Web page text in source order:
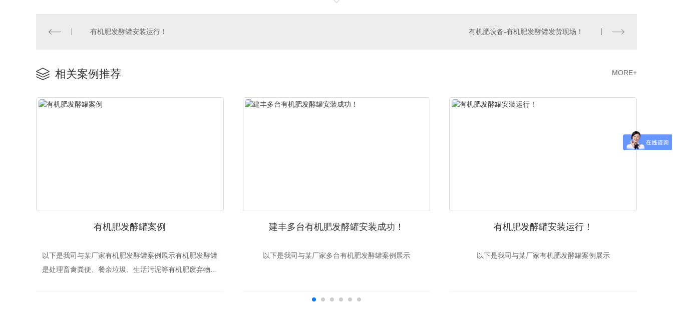
有机肥发酵罐安装运行！ 有机肥设备-有机肥发酵罐发货现场！
相关案例推荐 MORE+
有机肥发酵罐案例
以下是我司与某厂家有机肥发酵罐案例展示有机肥发酵罐
是处理畜禽粪便、餐余垃圾、生活污泥等有机肥废弃物的
建丰多台有机肥发酵罐安装成功！
以下是我司与某厂家多台有机肥发酵罐案例展示
有机肥发酵罐安装运行！
以下是我司与某厂家有机肥发酵罐案例展示